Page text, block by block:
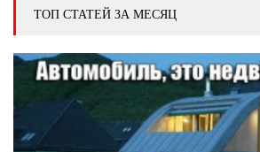
ТОП СТАТЕЙ ЗА МЕСЯЦ